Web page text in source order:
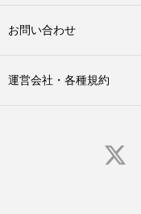
お問い合わせ
運営会社・各種規約